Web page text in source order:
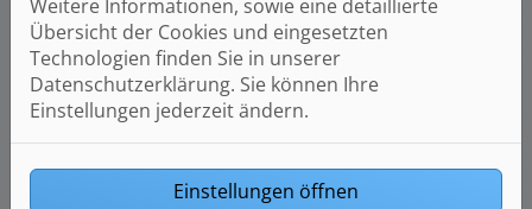
Gewerbekunden
Weitere Informationen, sowie eine detaillierte
Übersicht der Cookies und eingesetzten
Technologien finden Sie in unserer
Datenschutzerklärung. Sie können Ihre
Einstellungen jederzeit ändern.
Einstellungen öffnen